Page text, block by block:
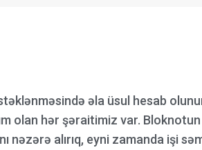
əla üsul hesab
olan hər şəraitimiz var.
nəzərə alırıq, eyni zamanda işi